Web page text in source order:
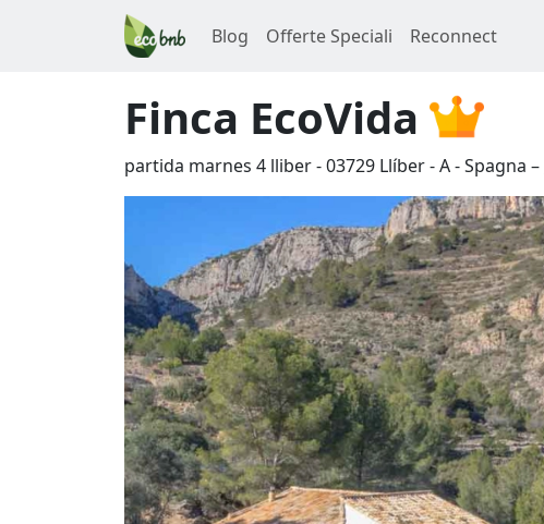
Blog Offerte Speciali Reconnect
Finca EcoVida
partida marnes 4 lliber-03729 Llíber-A-Spagna –